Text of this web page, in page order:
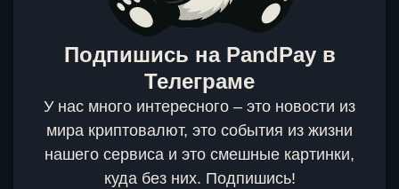
Подпишись на PandPay в
Телеграме
У нас много интересного – это новости из
мира криптовалют, это события из жизни
нашего сервиса и это смешные картинки,
куда без них. Подпишись!